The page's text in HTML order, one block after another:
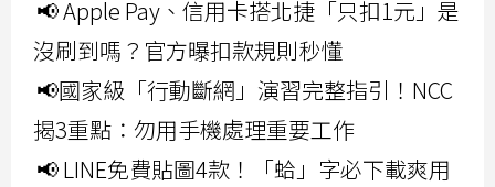
📢 Apple Pay、信用卡搭北捷「只扣1元」是
沒刷到嗎？官方曝扣款規則秒懂
📢國家級「行動斷網」演習完整指引！NCC
揭3重點：勿用手機處理重要工作
📢 LINE免費貼圖4款！「蛤」字必下載爽用